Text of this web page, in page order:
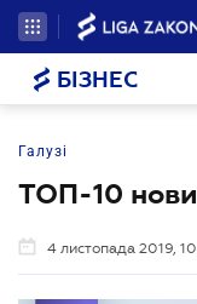
БІЗНЕС
Галузі
ТОП-10
4 листопада 2019,